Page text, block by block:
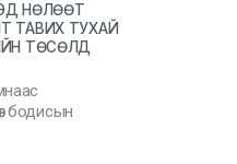
НӨЛӨӨТ
ТАВИХ ТУХАЙ
ТӨСӨЛД
бодисын